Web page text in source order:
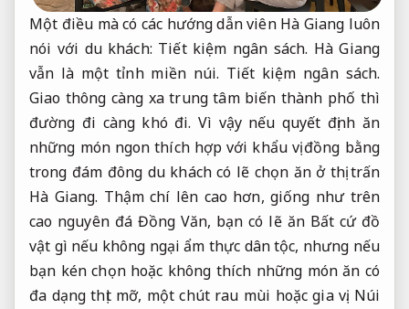
Một điều mà có các hướng dẫn viên Hà Giang luôn
nói với du khách: Tiết kiệm ngân sách. Hà Giang
vẫn là một tỉnh miền núi. Tiết kiệm ngân sách.
Giao thông càng xa trung tâm biến thành phố thì
đường đi càng khó đi. Vì vậy nếu quyết định ăn
những món ngon thích hợp với khẩu vị đồng bằng
trong đám đông du khách có lẽ chọn ăn ở thị trấn
Hà Giang. Thậm chí lên cao hơn, giống như trên
cao nguyên đá Đồng Văn, bạn có lẽ ăn Bất cứ đồ
vật gì nếu không ngại ẩm thực dân tộc, nhưng nếu
bạn kén chọn hoặc không thích những món ăn có
đa dạng thịt mỡ, một chút rau mùi hoặc gia vị. Núi